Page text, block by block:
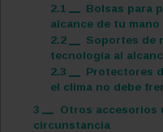
2.1
Bolsas para
alcance de tu mano
2.2
Soportes de
tecnología al
2.3
Protectores
el clima no debe
3
Otros accesorios
circunstancia